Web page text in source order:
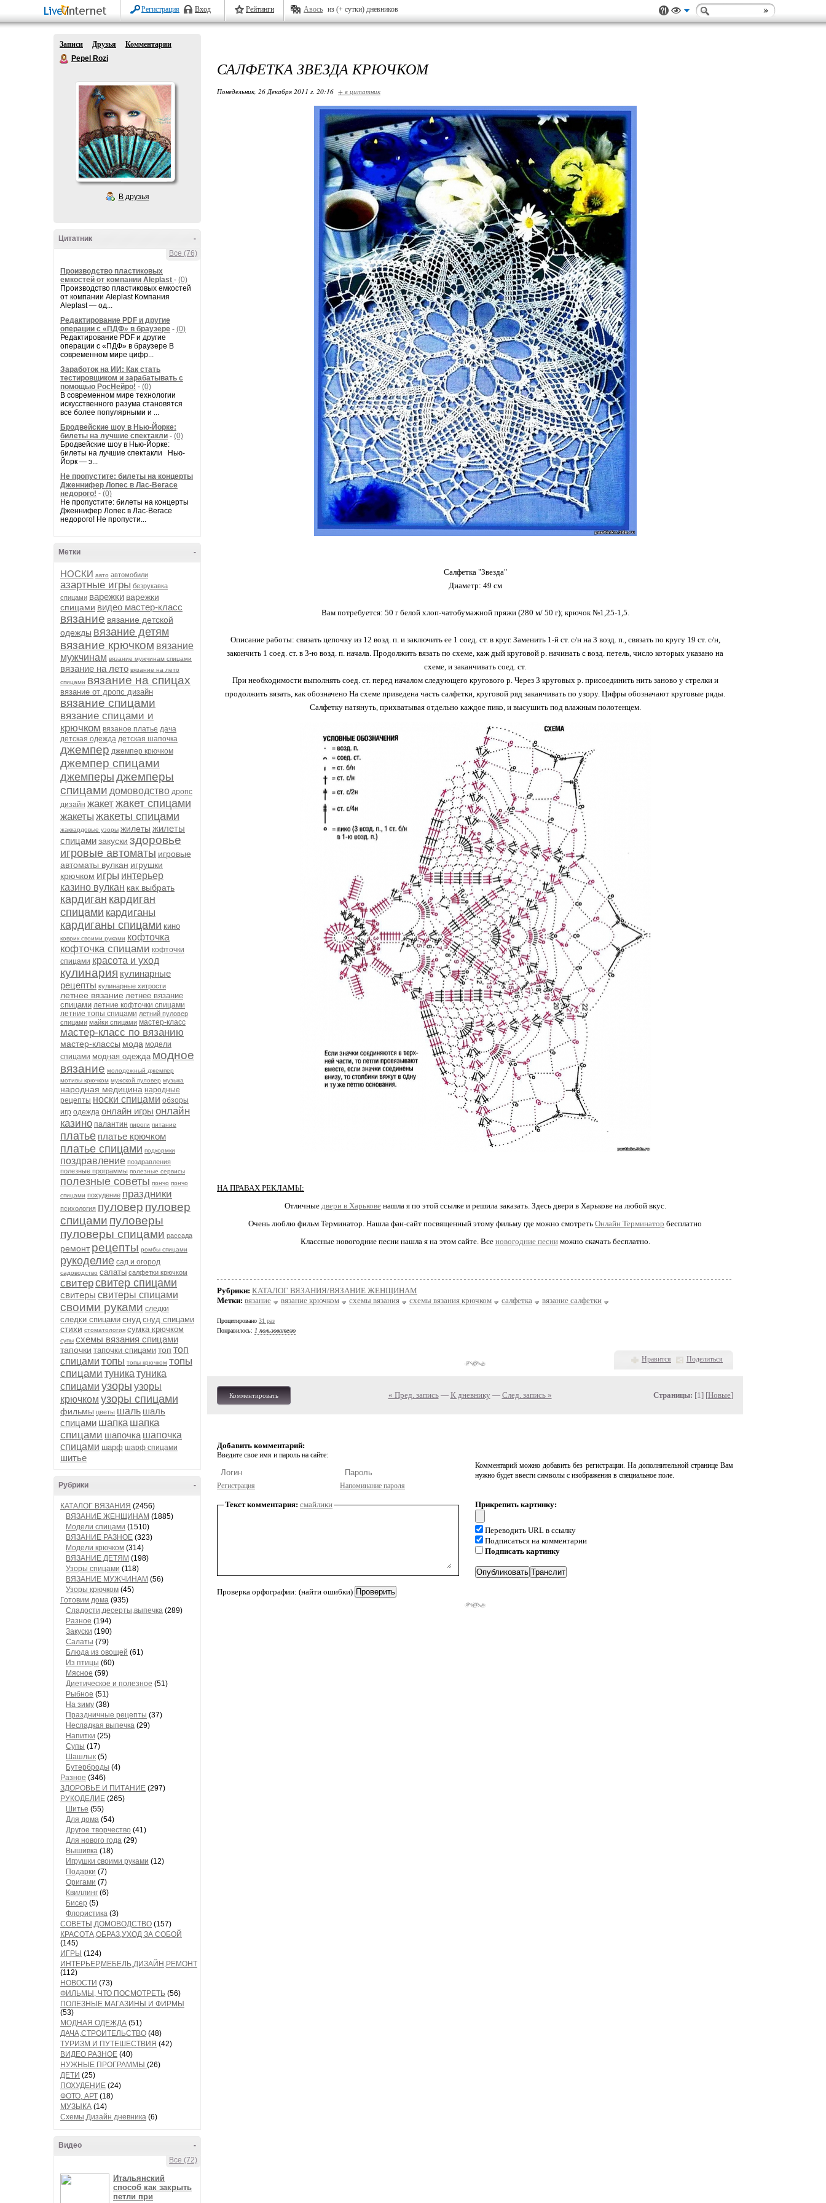
Регистрация Вход Рейтинги Авось из (+ сутки) дневников
Записи Друзья
Комментарии
Pepel Rozi
В друзья
-
Цитатник
Все (76)
Производство пластиковых
емкостей от компании Aleplast - (0)
Производство пластиковых емкостей
от компании Aleplast Компания
Aleplast — од...
Редактирование PDF и другие
операции с «ПДФ» в браузере - (0)
Редактирование PDF и другие
операции с «ПДФ» в браузере В
современном мире цифр...
Заработок на ИИ: Как стать
тестировщиком и зарабатывать с
помощью РосНейро! - (0)
В современном мире технологии
искусственного разума становятся
все более популярными и ...
Бродвейские шоу в Нью-Йорке:
билеты на лучшие спектакли - (0)
Бродвейские шоу в Нью-Йорке:
билеты на лучшие спектакли Нью-
Йорк — э...
Не пропустите: билеты на концерты
Дженнифер Лопес в Лас-Вегасе
недорого! - (0)
Не пропустите: билеты на концерты
Дженнифер Лопес в Лас-Вегасе
недорого! Не пропусти...
-
Метки
НОСКИ авто автомобили
азартные игры безрукавка
спицами варежки варежки
спицами видео мастер-класс
вязание вязание детской
одежды вязание детям
вязание крючком вязание
мужчинам вязание мужчинам спицами
вязание на лето вязание на лето
спицами вязание на спицах
вязание от дропс дизайн
вязание спицами
вязание спицами и
крючком вязаное платье дача
детская одежда детская шапочка
джемпер джемпер крючком
джемпер спицами
джемперы джемперы
спицами домоводство дропс
дизайн жакетжакет спицами
жакеты жакеты спицами
жаккардовые узоры жилеты жилеты
спицамизакуски здоровье
игровые автоматы игровые
автоматы вулкан игрушки
крючком игры интерьер
казино вулкан как выбрать
кардиган кардиган
спицами кардиганы
кардиганы спицами кино
коврик своими руками кофточка
кофточка спицами кофточки
спицами красота и уход
кулинария кулинарные
рецепты кулинарные хитрости
летнее вязание летнее вязание
спицами летние кофточки спицами
летние топы спицами летний пуловер
спицами майки спицами мастер-класс
мастер-класс по вязанию
мастер-классы мода модели
спицами модная одежда модное
вязание молодежный джемпер
мотивы крючком мужской пуловер музыка
народная медицина народные
рецепты носки спицами обзоры
игр одежда онлайн игры онлайн
казино палантин пироги питание
платье платье крючком
платье спицами подкормки
поздравление поздравления
полезные программы полезные сервисы
полезные советы пончо пончо
спицами похудение праздники
психология пуловер пуловер
спицами пуловеры
пуловеры спицами рассада
ремонт рецепты ромбы спицами
рукоделие сад и огород
садоводство салаты салфетки крючком
свитерсвитер спицами
свитеры свитеры спицами
своими руками следки
следки спицами снуд снуд спицами
стихи стоматология сумка крючком
супы схемы вязания спицами
тапочки тапочки спицами топ топ
спицами топы топы крючком топы
спицами туника туника
спицами узоры узоры
крючком узоры спицами
фильмы цветы шаль шаль
спицами шапка шапка
спицами шапочка шапочка
спицами шарф шарф спицами
шитье
-
Рубрики
КАТАЛОГ ВЯЗАНИЯ (2456)
ВЯЗАНИЕ ЖЕНЩИНАМ (1885)
Модели спицами (1510)
ВЯЗАНИЕ РАЗНОЕ (323)
Модели крючком (314)
ВЯЗАНИЕ ДЕТЯМ (198)
Узоры спицами (118)
ВЯЗАНИЕ МУЖЧИНАМ (56)
Узоры крючком (45)
Готовим дома (935)
Сладости,десерты,выпечка (289)
Разное (194)
Закуски (190)
Салаты (79)
Блюда из овощей (61)
Из птицы (60)
Мясное (59)
Диетическое и полезное (51)
Рыбное (51)
На зиму (38)
Праздничные рецепты (37)
Несладкая выпечка (29)
Напитки (25)
Супы (17)
Шашлык (5)
Бутерброды (4)
Разное (346)
ЗДОРОВЬЕ И ПИТАНИЕ (297)
РУКОДЕЛИЕ (265)
Шитье (55)
Для дома (54)
Другое творчество (41)
Для нового года (29)
Вышивка (18)
Игрушки своими руками (12)
Подарки (7)
Оригами (7)
Квиллинг (6)
Бисер (5)
Флористика (3)
СОВЕТЫ,ДОМОВОДСТВО (157)
КРАСОТА,ОБРАЗ,УХОД ЗА СОБОЙ
(145)
ИГРЫ (124)
ИНТЕРЬЕР,МЕБЕЛЬ,ДИЗАЙН,РЕМОНТ
(112)
НОВОСТИ (73)
ФИЛЬМЫ, ЧТО ПОСМОТРЕТЬ (56)
ПОЛЕЗНЫЕ МАГАЗИНЫ И ФИРМЫ
(53)
МОДНАЯ ОДЕЖДА (51)
ДАЧА,СТРОИТЕЛЬСТВО (48)
ТУРИЗМ И ПУТЕШЕСТВИЯ (42)
ВИДЕО РАЗНОЕ (40)
НУЖНЫЕ ПРОГРАММЫ (26)
ДЕТИ (25)
ПОХУДЕНИЕ (24)
ФОТО, АРТ (18)
МУЗЫКА (14)
Схемы,Дизайн дневника (6)
-
Видео
Все (72)
Итальянский
способ как закрыть
петли при
САЛФЕТКА ЗВЕЗДА КРЮЧКОМ
Понедельник, 26 Декабря 2011 г. 20:16 + в цитатник
Салфетка "Звезда"
Диаметр: 49 см
Вам потребуется: 50 г белой хлоп-чатобумажной пряжи (280 м/ 50 г); крючок №1,25-1,5.
Описание работы: связать цепочку из 12 возд. п. и заключить ее 1 соед. ст. в круг. Заменить 1-й ст. с/н на 3 возд. п., связать по кругу 19 ст. с/н,
закончить 1 соед. ст. в 3-ю возд. п. начала. Продолжить вязать по схеме, каж дый круговой р. начинать с возд. петель, число которых указано на
схеме, и заканчивать соед. ст.
При необходимости выполнять соед. ст. перед началом следующего кругового р. Через 3 круговых р. присоединить нить заново у стрелки и
продолжить вязать, как обозначено На схеме приведена часть салфетки, круговой ряд заканчивать по узору. Цифры обозначают круговые ряды.
Салфетку натянуть, прихватывая отдельно каждое пико, и высушить под влажным полотенцем.
НА ПРАВАХ РЕКЛАМЫ:
Отличные двери в Харьковенашла я по этой ссылке и решила заказать. Здесь двери в Харькове на любой вкус.
Очень люблю фильм Терминатор. Нашла фан-сайт посвященный этому фильму где можно смотреть Онлайн Терминатор бесплатно
Классные новогодние песни нашла я на этом сайте. Все новогодние песниможно скачать бесплатно.
Рубрики: КАТАЛОГ ВЯЗАНИЯ/ВЯЗАНИЕ ЖЕНЩИНАМ
Метки: вязание вязание крючком схемы вязания схемы вязания крючком салфетка вязание салфетки
Процитировано 31 раз
Понравилось: 1 пользователю
Нравится Поделиться
Комментировать « Пред. запись— К дневнику — След. запись » Страницы: [1] [Новые]
Добавить комментарий:
Введите свое имя и пароль на сайте:
Регистрация Напоминание пароля
Комментарий можно добавить без регистрации. На дополнительной странице Вам
нужно будет ввести символы с изображения в специальное поле.
Текст комментария: смайлики
Проверка орфографии: (найти ошибки)
Прикрепить картинку:
Переводить URL в ссылку
Подписаться на комментарии
Подписать картинку